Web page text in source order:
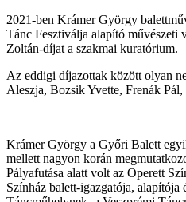
2021-ben Krámer György
Tánc Fesztiválja alapító művészeti
Zoltán-díjat a szakmai kuratórium.
Az eddigi díjazottak között olyan
Aleszja, Bozsik Yvette, Frenák
Krámer György a Győri Balett
mellett nagyon korán
Pályafutása alatt volt az Operett
Színház balett-igazgatója, alapítója